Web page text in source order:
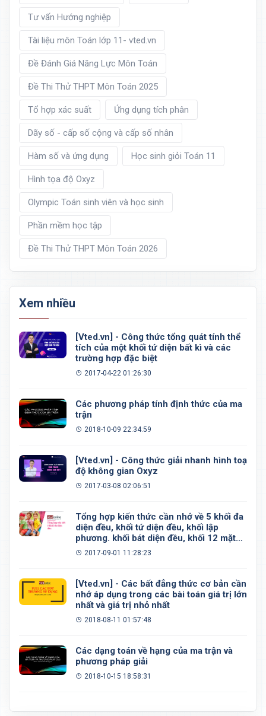
Tư vấn Hướng nghiệp
Tài liệu môn Toán lớp 11- vted.vn
Đề Đánh Giá Năng Lực Môn Toán
Đề Thi Thử THPT Môn Toán 2025
Tổ hợp xác suất Ứng dụng tích phân
Dãy số - cấp số cộng và cấp số nhân
Hàm số và ứng dụng Học sinh giỏi Toán 11
Hình tọa độ Oxyz
Olympic Toán sinh viên và học sinh
Phần mềm học tập
Đề Thi Thử THPT Môn Toán 2026
Xem nhiều
[Vted.vn] - Công thức tổng quát tính thể
tích của một khối tứ diện bất kì và các
trường hợp đặc biệt
2017-04-22 01:26:30
Các phương pháp tính định thức của ma
trận
2018-10-09 22:34:59
[Vted.vn] - Công thức giải nhanh hình toạ
độ không gian Oxyz
2017-03-08 02:06:51
Tổng hợp kiến thức cần nhớ về 5 khối đa
diện đều, khối tứ diện đều, khối lập
phương. khối bát diện đều, khối 12 mặt
đều, khối 20 mặt đều
2017-09-01 11:28:23
[Vted.vn] - Các bất đẳng thức cơ bản cần
nhớ áp dụng trong các bài toán giá trị lớn
nhất và giá trị nhỏ nhất
2018-08-11 01:57:48
Các dạng toán về hạng của ma trận và
phương pháp giải
2018-10-15 18:58:31